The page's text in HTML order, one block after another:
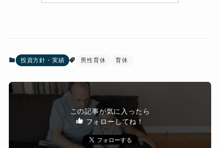
投資方針・実績 男性育休 育休
この記事が気に入ったら
フォローしてね！